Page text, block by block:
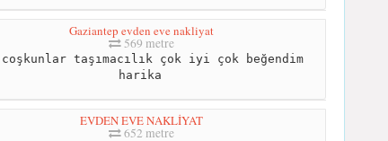
Gaziantep evden eve nakliyat
569 metre
coşkunlar taşımacılık çok iyi çok beğendim
harika
EVDEN EVE NAKLİYAT
652 metre